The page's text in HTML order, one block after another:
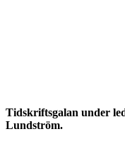
Tidskriftsgalan under
Lundström.